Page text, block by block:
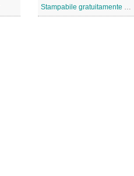
Stampabile gratuitamente al computer